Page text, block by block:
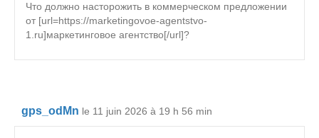
Что должно насторожить в коммерческом предложении
от [url=https://marketingovoe-agentstvo-
1.ru]маркетинговое агентство[/url]?
gps_odMn le 11 juin 2026 à 19 h 56 min